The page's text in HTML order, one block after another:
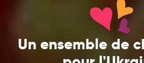
Un ensemble de